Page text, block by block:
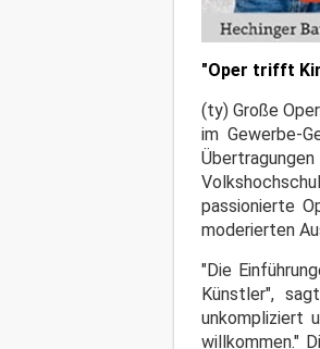
"Oper trifft
(ty) Große
im Gewerbe-
passionierte
moderierten
"Die
Künstler",
unkompliziert
willkommen."